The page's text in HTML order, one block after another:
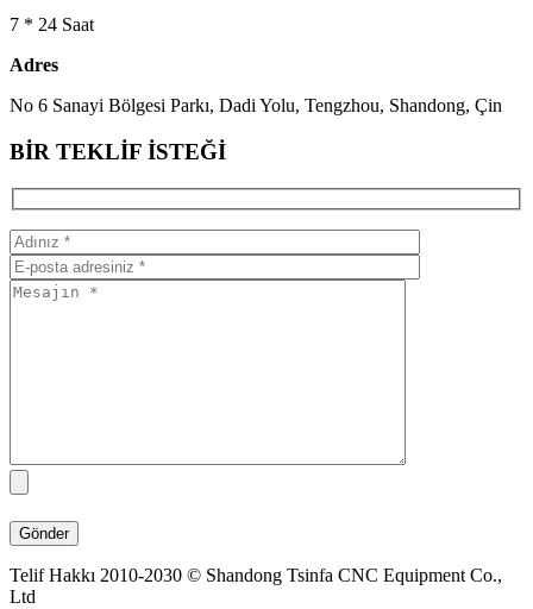
7 * 24 Saat
Adres
No 6 Sanayi Bölgesi Parkı, Dadi Yolu, Tengzhou, Shandong, Çin
BİR TEKLİF İSTEĞİ
Telif Hakkı 2010-2030 © Shandong Tsinfa CNC Equipment Co.,
Ltd